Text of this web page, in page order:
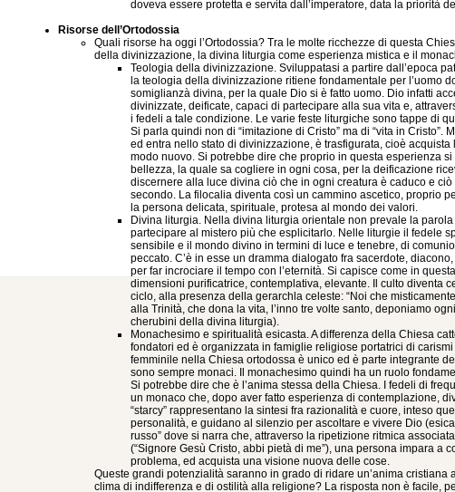
doveva essere protetta e servita dall’imperatore, data la priorità
Risorse dell’Ortodossia
Quali risorse ha oggi l’Ortodossia? Tra le molte ricchezze di questa
della divinizzazione, la divina liturgia come esperienza mistica e il
Teologia della divinizzazione. Sviluppatasi a partire dall’epoca
la teologia della divinizzazione ritiene fondamentale per l’uomo
somiglianzà divina, per la quale Dio si è fatto uomo. Dio infatti
divinizzate, deificate, capaci di partecipare alla sua vita e,
i fedeli a tale condizione. Le varie feste liturgiche sono tappe di
Si parla quindi non di “imitazione di Cristo” ma di “vita in Cristo”.
ed entra nello stato di divinizzazione, è trasfigurata, cioè
modo nuovo. Si potrebbe dire che proprio in questa esperienza si
bellezza, la quale sa cogliere in ogni cosa, per la deificazione
discernere alla luce divina ciò che in ogni creatura è caduco e
secondo. La filocalia diventa così un cammino ascetico, proprio
la persona delicata, spirituale, protesa al mondo dei valori.
Divina liturgia. Nella divina liturgia orientale non prevale la
partecipare al mistero più che esplicitarlo. Nelle liturgie il fedele
sensibile e il mondo divino in termini di luce e tenebre, di
peccato. C’è in esse un dramma dialogato fra sacerdote,
per far incrociare il tempo con l’eternità. Si capisce come in
dimensioni purificatrice, contemplativa, elevante. Il culto diventa
ciclo, alla presenza della gerarchla celeste: “Noi che
alla Trinità, che dona la vita, l’inno tre volte santo, deponiamo
cherubini della divina liturgia).
Monachesimo e spiritualità esicasta. A differenza della Chiesa
fondatori ed è organizzata in famiglie religiose portatrici di
femminile nella Chiesa ortodossa è unico ed è parte integrante
sono sempre monaci. Il monachesimo quindi ha un ruolo
Si potrebbe dire che è l’anima stessa della Chiesa. I fedeli di
un monaco che, dopo aver fatto esperienza di contemplazione,
“starcy” rappresentano la sintesi fra razionalità e cuore, inteso
personalità, e guidano al silenzio per ascoltare e vivere Dio
russo” dove si narra che, attraverso la ripetizione ritmica
(“Signore Gesù Cristo, abbi pietà di me”), una persona impara a
problema, ed acquista una visione nuova delle cose.
Queste grandi potenzialità saranno in grado di ridare un’anima
clima di indifferenza e di ostilità alla religione? La risposta non è facile,